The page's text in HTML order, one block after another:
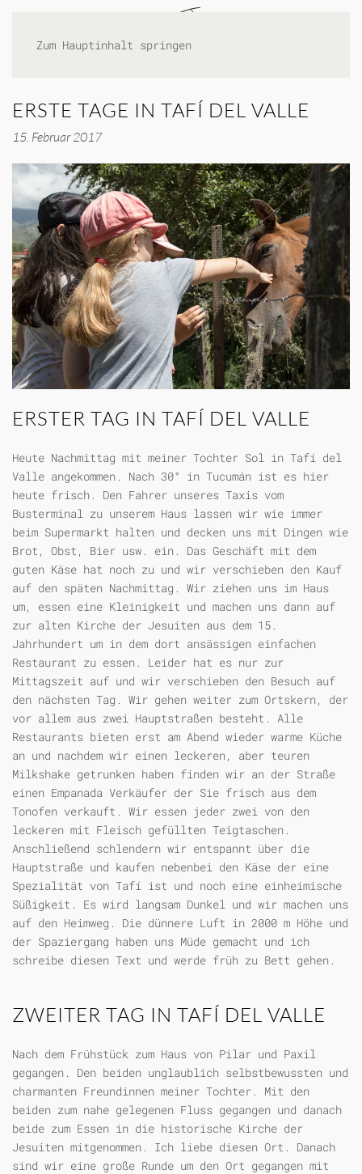
Zum Hauptinhalt springen
ERSTE TAGE IN TAFÍ DEL VALLE
15. Februar 2017
ERSTER TAG IN TAFÍ DEL VALLE
Heute Nachmittag mit meiner Tochter Sol in Tafí del
Valle angekommen. Nach 30° in Tucumán ist es hier
heute frisch. Den Fahrer unseres Taxis vom
Busterminal zu unserem Haus lassen wir wie immer
beim Supermarkt halten und decken uns mit Dingen wie
Brot, Obst, Bier usw. ein. Das Geschäft mit dem
guten Käse hat noch zu und wir verschieben den Kauf
auf den späten Nachmittag. Wir ziehen uns im Haus
um, essen eine Kleinigkeit und machen uns dann auf
zur alten Kirche der Jesuiten aus dem 15.
Jahrhundert um in dem dort ansässigen einfachen
Restaurant zu essen. Leider hat es nur zur
Mittagszeit auf und wir verschieben den Besuch auf
den nächsten Tag. Wir gehen weiter zum Ortskern, der
vor allem aus zwei Hauptstraßen besteht. Alle
Restaurants bieten erst am Abend wieder warme Küche
an und nachdem wir einen leckeren, aber teuren
Milkshake getrunken haben finden wir an der Straße
einen Empanada Verkäufer der Sie frisch aus dem
Tonofen verkauft. Wir essen jeder zwei von den
leckeren mit Fleisch gefüllten Teigtaschen.
Anschließend schlendern wir entspannt über die
Hauptstraße und kaufen nebenbei den Käse der eine
Spezialität von Tafí ist und noch eine einheimische
Süßigkeit. Es wird langsam Dunkel und wir machen uns
auf den Heimweg. Die dünnere Luft in 2000 m Höhe und
der Spaziergang haben uns Müde gemacht und ich
schreibe diesen Text und werde früh zu Bett gehen.
ZWEITER TAG IN TAFÍ DEL VALLE
Nach dem Frühstück zum Haus von Pilar und Paxil
gegangen. Den beiden unglaublich selbstbewussten und
charmanten Freundinnen meiner Tochter. Mit den
beiden zum nahe gelegenen Fluss gegangen und danach
beide zum Essen in die historische Kirche der
Jesuiten mitgenommen. Ich liebe diesen Ort. Danach
sind wir eine große Runde um den Ort gegangen mit